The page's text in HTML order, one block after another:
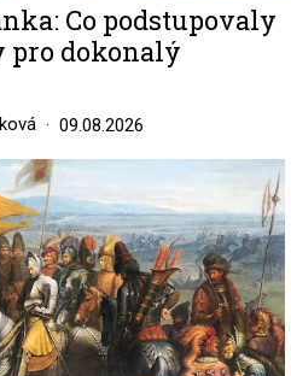
Co podstupovaly
pro dokonalý
09.08.2026